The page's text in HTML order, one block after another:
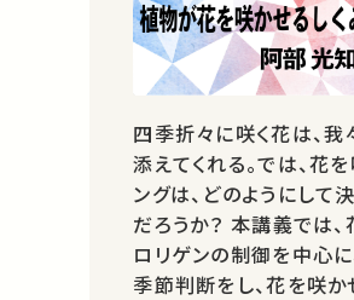
四季折々に咲く花は、
添えてくれる。では、花
ングは、どのようにして
だろうか？ 本講義では、
ロリゲンの制御を中心
季節判断をし、花を咲